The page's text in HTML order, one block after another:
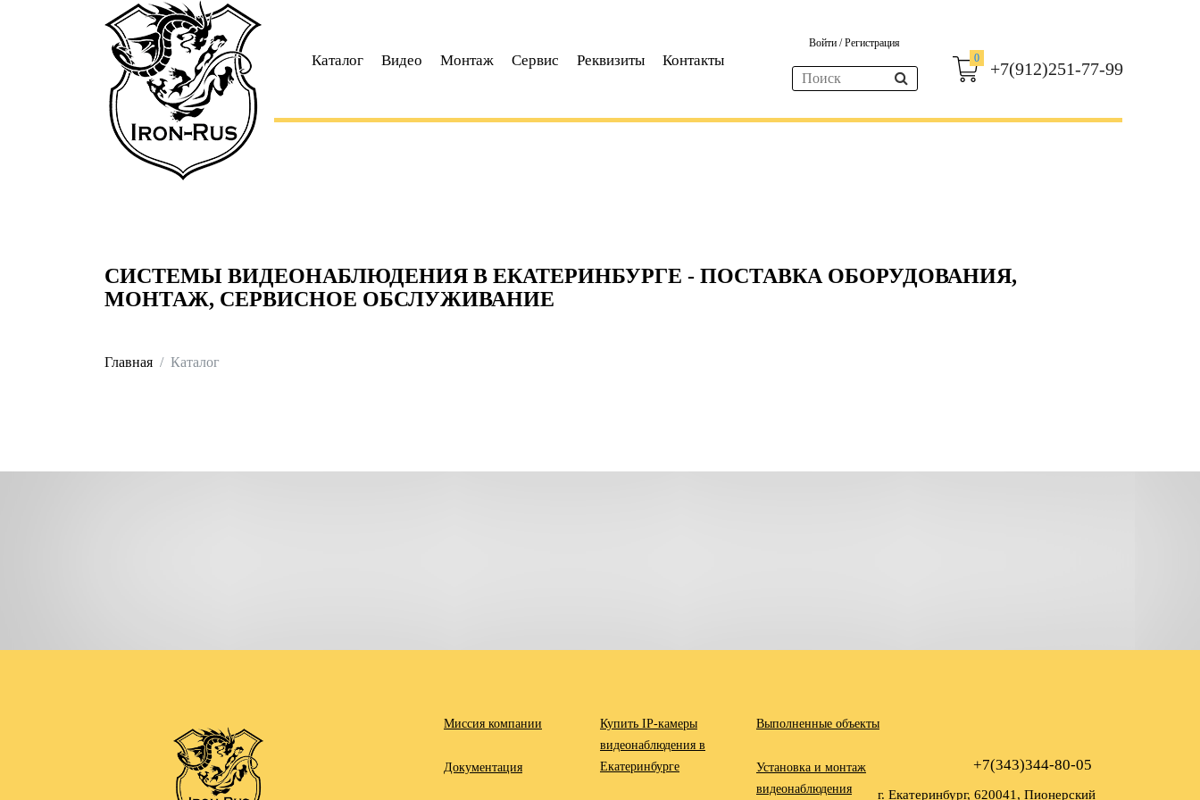
Каталог Видео Монтаж Сервис Реквизиты Контакты
Войти /Регистрация
0
+7(912)251-77-99
СИСТЕМЫ ВИДЕОНАБЛЮДЕНИЯ В ЕКАТЕРИНБУРГЕ - ПОСТАВКА ОБОРУДОВАНИЯ,
МОНТАЖ, СЕРВИСНОЕ ОБСЛУЖИВАНИЕ
Главная Каталог
Миссия компании
Документация
Купить IP-камеры
видеонаблюдения в
Екатеринбурге
Выполненные объекты
Установка и монтаж
видеонаблюдения
+7(343)344-80-05
г. Екатеринбург, 620041, Пионерский